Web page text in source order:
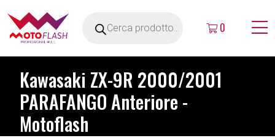
0
Kawasaki ZX-9R 2000/2001
PARAFANGO Anteriore -
Motoflash